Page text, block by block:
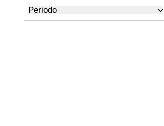
Cornici e specchiere
Periodo